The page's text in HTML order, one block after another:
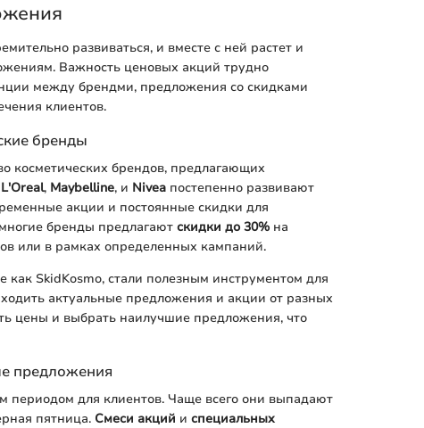
развиваться, и вместе с ней растет и
Важность ценовых акций трудно
между брендми, предложения со скидками
клиентов.
бренды
косметических брендов, предлагающих
L'Oreal, Maybelline, и Nivea постепенно развивают
акции и постоянные скидки для
бренды предлагают скидки до 30% на
или в рамках определенных кампаний.
SkidKosmo, стали полезным инструментом для
актуальные предложения и акции от разных
цены и выбрать наилучшие предложения, что
предложения
для клиентов. Чаще всего они выпадают
пятница. Смеси акций и специальных